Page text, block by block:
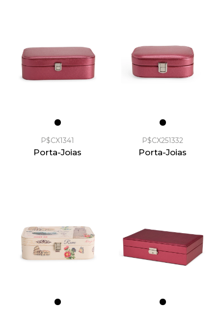
P$CX1341
Porta-Joias
P$CX251332
Porta-Joias